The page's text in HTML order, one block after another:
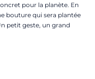
pour la planète. En
bouture qui sera plantée
petit geste, un grand